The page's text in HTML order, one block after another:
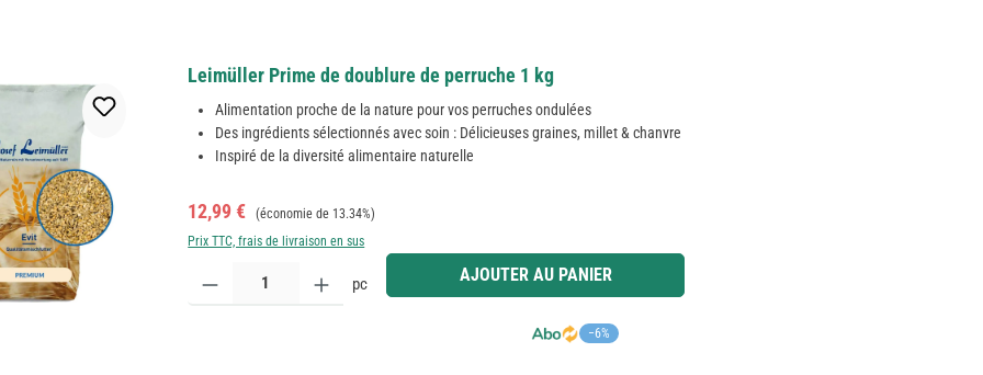
Leimüller Prime de doublure de perruche 1 kg
Alimentation proche de la nature pour vos perruches ondulées
Des ingrédients sélectionnés avec soin : Délicieuses graines, millet & chanvre
Inspiré de la diversité alimentaire naturelle
Prix de vente :
12,99 € Prix régulier :
(économie de 13.34%)
Prix TTC, frais de livraison en sus
−6%
Quantité de produit : Entrez la quantité souhaitée ou utilisez les boutons pour augmenter ou diminuer la quantité.
pc AJOUTER AU PANIER